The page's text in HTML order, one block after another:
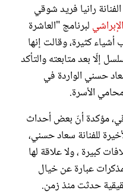
رانيا فريد شوقي
لبرنامج "العاشرة
كثيرة، وقالت إنها
إلّا بعد متابعته والتأكد
حسني الواردة في
الأسرة.
مؤكدة أنّ بعض أحداث
للفنانة سعاد حسني،
كبيرة ، ولا علاقة لها
عبارة عن خيال
حدثت منذ زمن.